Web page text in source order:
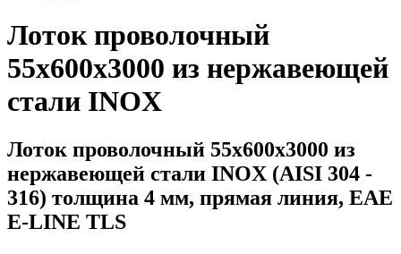
Лоток проволочный
55x600x3000 из нержавеющей
стали INOX
Лоток проволочный 55x600x3000 из
нержавеющей стали INOX (AISI 304 -
316) толщина 4 мм, прямая линия, ЕАЕ
E-LINE TLS